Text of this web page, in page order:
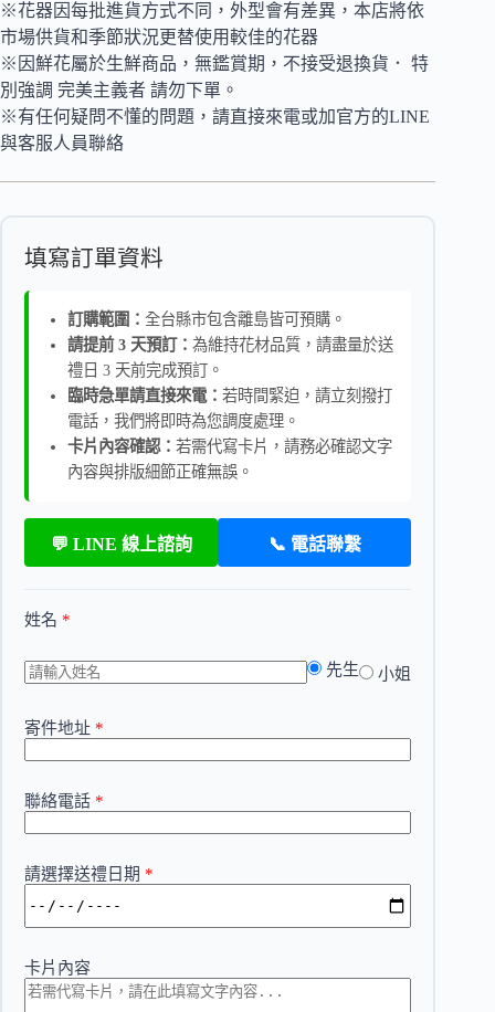
※花器因每批進貨方式不同，外型會有差異，本店將依
市場供貨和季節狀況更替使用較佳的花器
※因鮮花屬於生鮮商品，無鑑賞期，不接受退換貨． 特
別強調 完美主義者 請勿下單。
※有任何疑問不懂的問題，請直接來電或加官方的LINE
與客服人員聯絡
填寫訂單資料
訂購範圍： 全台縣市包含離島皆可預購。
請提前 3 天預訂： 為維持花材品質，請盡量於送
禮日 3 天前完成預訂。
臨時急單請直接來電： 若時間緊迫，請立刻撥打
電話，我們將即時為您調度處理。
卡片內容確認： 若需代寫卡片，請務必確認文字
內容與排版細節正確無誤。
💬 LINE 線上諮詢 📞 電話聯繫
姓名 *
先生 小姐
寄件地址 *
聯絡電話 *
請選擇送禮日期 *
卡片內容